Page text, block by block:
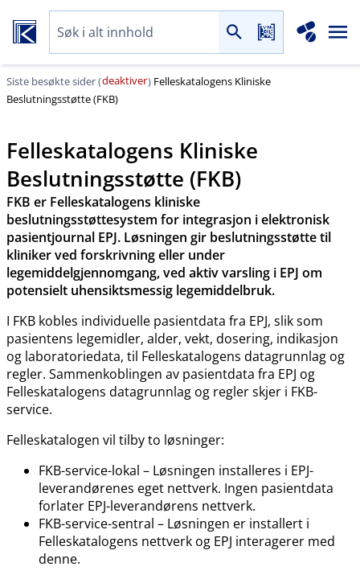
Siste besøkte sider (deaktiver) Felleskatalogens Kliniske
Beslutningsstøtte (FKB)
Felleskatalogens Kliniske
Beslutningsstøtte (FKB)
FKB er Felleskatalogens kliniske
beslutningsstøttesystem for integrasjon i elektronisk
pasientjournal EPJ. Løsningen gir beslutningsstøtte til
kliniker ved forskrivning eller under
legemiddelgjennomgang, ved aktiv varsling i EPJ om
potensielt uhensiktsmessig legemiddelbruk.
I FKB kobles individuelle pasientdata fra EPJ, slik som
pasientens legemidler, alder, vekt, dosering, indikasjon
og laboratoriedata, til Felleskatalogens datagrunnlag og
regler. Sammenkoblingen av pasientdata fra EPJ og
Felleskatalogens datagrunnlag og regler skjer i FKB-
service.
Felleskatalogen vil tilby to løsninger:
FKB-service-lokal – Løsningen installeres i EPJ-
leverandørenes eget nettverk. Ingen pasientdata
forlater EPJ-leverandørens nettverk.
FKB-service-sentral – Løsningen er installert i
Felleskatalogens nettverk og EPJ interagerer med
denne.